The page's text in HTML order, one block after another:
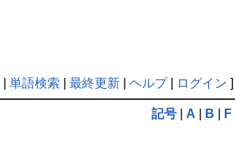
単語検索 最終更新| ヘルプ| ログイン ]
記号| A B F|